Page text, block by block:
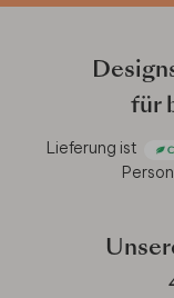
für
Lieferung ist